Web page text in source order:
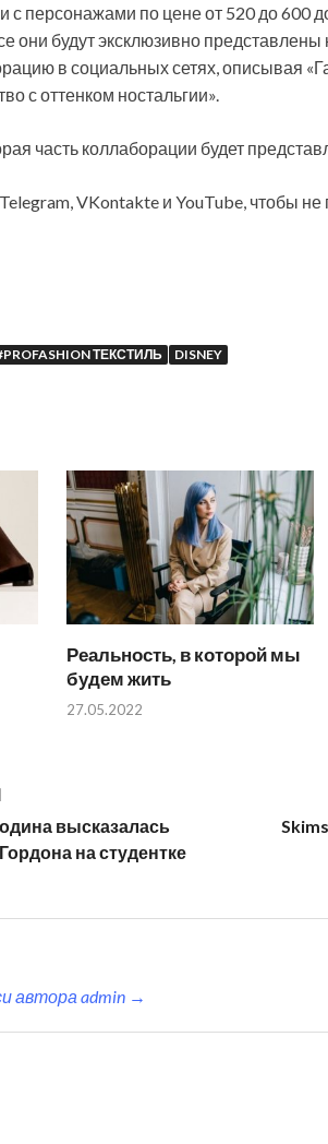
с персонажами по цене от 520 до 600
они будут эксклюзивно представлены
в социальных сетях, описывая
с оттенком ностальгии».
часть коллаборации будет
VKontakte и YouTube, чтобы
ТЕКСТИЛЬ DISNEY
Реальность, в которой мы
будем жить
27.05.2022
высказалась
на студентке
автора admin →